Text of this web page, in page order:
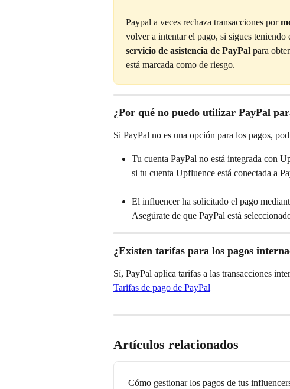
Paypal a veces rechaza transacciones por
volver a intentar el pago, si sigues
servicio de asistencia de PayPal para
está marcada como de riesgo.
¿Por qué no puedo utilizar PayPal
Si PayPal no es una opción para los pagos,
Tu cuenta PayPal no está integrada con
si tu cuenta Upfluence está conectada a
El influencer ha solicitado el pago
Asegúrate de que PayPal está
¿Existen tarifas para los pagos
Sí, PayPal aplica tarifas a las transacciones
Tarifas de pago de PayPal
Artículos relacionados
Cómo gestionar los pagos de tus